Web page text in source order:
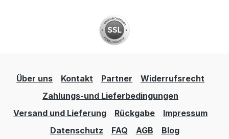
Über uns Kontakt Partner
Widerrufsrecht
Zahlungs-und Lieferbedingungen
Versand und Lieferung
Rückgabe
Impressum
Datenschutz
FAQ AGB Blog